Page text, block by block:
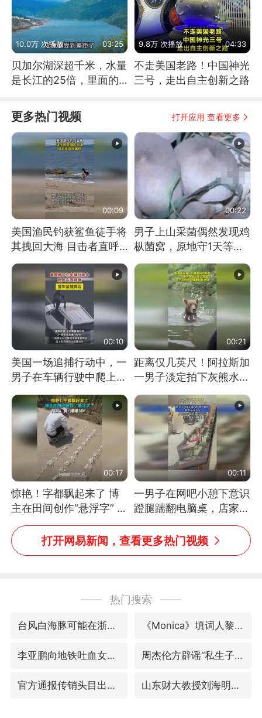
10.0万 次播放 03:25
贝加尔湖深超千米，水量
是长江的25倍，里面的
9.8万 次播放 04:33
不走美国老路！中国神光
三号，走出自主创新之路
更多热门视频 打开应用 查看更多
00:09
美国渔民钓获鲨鱼徒手将
其拽回大海 目击者直呼
震惊 （视频来源：参考
消息）
00:22
男子上山采菌偶然发现鸡
枞菌窝，原地守1天等它
长大：挖了140多朵
00:10
美国一场追捕行动中，一
男子在车辆行驶中爬上车
顶跳舞。（新京报）
00:21
距离仅几英尺！阿拉斯加
一男子淡定拍下灰熊水中
捕食鲑鱼全程
00:17
惊艳！字都飘起来了 博
主在田间创作“悬浮字” 网
友：真·裸眼3D！
00:11
一男子在网吧小憩下意识
蹬腿踹翻电脑桌，店家3
台显示器与机械臂损坏
打开网易新闻，查看更多热门视频
热门搜索
台风白海豚可能在浙江登陆 《Monica》填词人黎彼得去世
李亚鹏向地铁吐血女孩捐99999元 周杰伦方辟谣“私生子”传闻
官方通报传销头目出狱办书院 山东财大教授刘海明逝世 终年38岁